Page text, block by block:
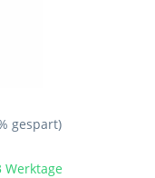
gespart)